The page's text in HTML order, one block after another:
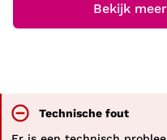
Bekijk
Technische fout